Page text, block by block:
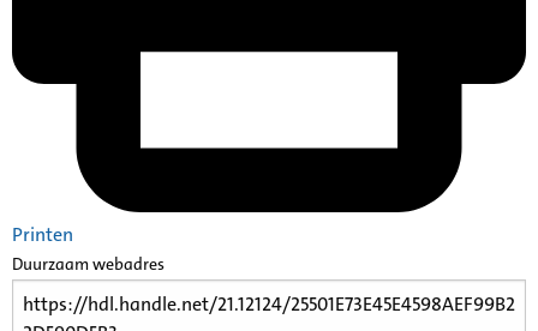
Printen
Duurzaam webadres